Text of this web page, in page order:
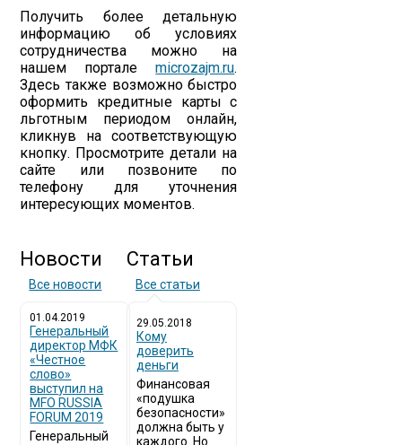
Получить более детальную
информацию об условиях
сотрудничества можно на
нашем порталеmicrozajm.ru.
Здесь также возможно быстро
оформить кредитные карты с
льготным периодом онлайн,
кликнув на соответствующую
кнопку. Просмотрите детали на
сайте или позвоните по
телефону для уточнения
интересующих моментов.
Новости
Все новости
01.04.2019
Генеральный
директор МФК
«Честное
слово»
выступил на
MFO RUSSIA
FORUM 2019
Генеральный
Статьи
Все статьи
29.05.2018
Кому
доверить
деньги
Финансовая
«подушка
безопасности»
должна быть у
каждого. Но